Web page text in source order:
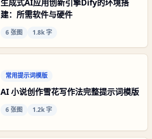
生成式AI应用创新引擎Dify的环境搭
建：所需软件与硬件
6 张图 1.8k 字
常用提示词模版
AI 小说创作雪花写作法完整提示词模版
6 张图 1.2k 字